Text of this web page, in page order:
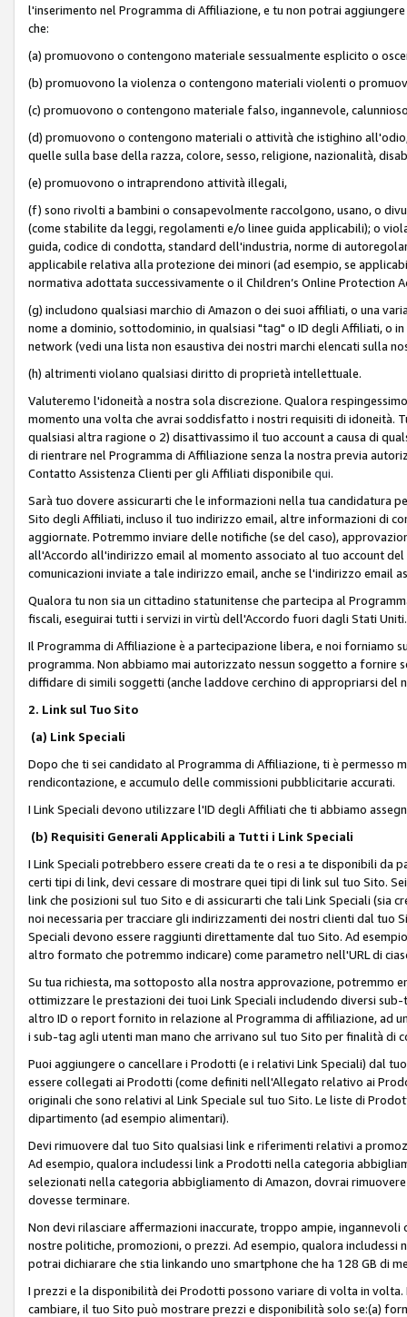
l'inserimento nel Programma di Affiliazione, e tu non potrai
che:
(a) promuovono o contengono materiale sessualmente esplicito o
(b) promuovono la violenza o contengono materiali violenti o
(c) promuovono o contengono materiale falso, ingannevole,
(d) promuovono o contengono materiali o attività che istighino
quelle sulla base della razza, colore, sesso, religione, nazionalità,
(e) promuovono o intraprendono attività illegali,
(f) sono rivolti a bambini o consapevolmente raccolgono, usano, o
(come stabilite da leggi, regolamenti e/o linee guida applicabili); o
guida, codice di condotta, standard dell'industria, norme di
applicabile relativa alla protezione dei minori (ad esempio, se
normativa adottata successivamente o il Children’s Online Protection
(g) includono qualsiasi marchio di Amazon o dei suoi affiliati, o una
nome a dominio, sottodominio, in qualsiasi "tag" o ID degli Affiliati, o
network (vedi una lista non esaustiva dei nostri marchi elencati sulla
(h) altrimenti violano qualsiasi diritto di proprietà intellettuale.
Valuteremo l'idoneità a nostra sola discrezione. Qualora
momento una volta che avrai soddisfatto i nostri requisiti di idoneità.
qualsiasi altra ragione o 2) disattivassimo il tuo account a causa di
di rientrare nel Programma di Affiliazione senza la nostra previa
Contatto Assistenza Clienti per gli Affiliati disponibile qui.
Sarà tuo dovere assicurarti che le informazioni nella tua candidatura
Sito degli Affiliati, incluso il tuo indirizzo email, altre informazioni di
aggiornate. Potremmo inviare delle notifiche (se del caso),
all'Accordo all'indirizzo email al momento associato al tuo account
comunicazioni inviate a tale indirizzo email, anche se l'indirizzo email
Qualora tu non sia un cittadino statunitense che partecipa al
fiscali, eseguirai tutti i servizi in virtù dell'Accordo fuori dagli Stati
Il Programma di Affiliazione è a partecipazione libera, e noi forniamo
programma. Non abbiamo mai autorizzato nessun soggetto a fornire
diffidare di simili soggetti (anche laddove cerchino di appropriarsi
2. Link sul Tuo Sito
(a) Link Speciali
Dopo che ti sei candidato al Programma di Affiliazione, ti è permesso
rendicontazione, e accumulo delle commissioni pubblicitarie accurati.
I Link Speciali devono utilizzare l'ID degli Affiliati che ti abbiamo
(b) Requisiti Generali Applicabili a Tutti i Link Speciali
I Link Speciali potrebbero essere creati da te o resi a te disponibili
certi tipi di link, devi cessare di mostrare quei tipi di link sul tuo Sito.
link che posizioni sul tuo Sito e di assicurarti che tali Link Speciali
noi necessaria per tracciare gli indirizzamenti dei nostri clienti dal tuo
Speciali devono essere raggiunti direttamente dal tuo Sito. Ad
altro formato che potremmo indicare) come parametro nell'URL di
Su tua richiesta, ma sottoposto alla nostra approvazione,
ottimizzare le prestazioni dei tuoi Link Speciali includendo diversi sub-
altro ID o report fornito in relazione al Programma di affiliazione, ad
i sub-tag agli utenti man mano che arrivano sul tuo Sito per finalità
Puoi aggiungere o cancellare i Prodotti (e i relativi Link Speciali) dal
essere collegati ai Prodotti (come definiti nell'Allegato relativo ai
originali che sono relativi al Link Speciale sul tuo Sito. Le liste di
dipartimento (ad esempio alimentari).
Devi rimuovere dal tuo Sito qualsiasi link e riferimenti relativi a
Ad esempio, qualora includessi link a Prodotti nella categoria
selezionati nella categoria abbigliamento di Amazon, dovrai
dovesse terminare.
Non devi rilasciare affermazioni inaccurate, troppo ampie,
nostre politiche, promozioni, o prezzi. Ad esempio, qualora includessi
potrai dichiarare che stia linkando uno smartphone che ha 128 GB di
I prezzi e la disponibilità dei Prodotti possono variare di volta in
cambiare, il tuo Sito può mostrare prezzi e disponibilità solo se:(a)